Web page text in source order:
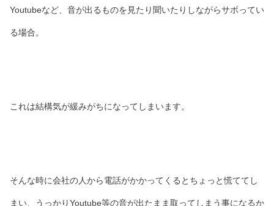
Youtubeなど、音が出るものを見たり聞いたりしながらサボってい
る場合。
これは結構気が緩みがちになってしまいます。
そんな時に会社の人から電話がかかってくるとちょっと慌ててし
まい、うっかりYoutube等の音が出たまま取ってしまう事になるか